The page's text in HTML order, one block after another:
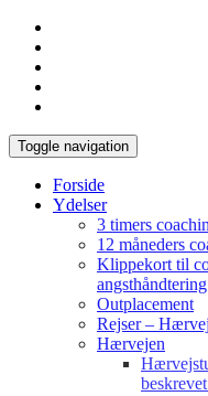
Toggle navigation
Forside
Ydelser
3 timers
12 måneders
Klippekort til
angsthåndtering
Outplacement
Rejser –
Hærvejen